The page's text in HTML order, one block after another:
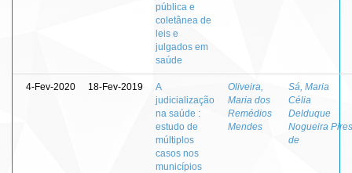
pública e
coletânea de
leis e
julgados em
saúde
4-Fev-2020 18-Fev-2019
A
judicialização
na saúde :
estudo de
múltiplos
casos nos
municípios
Oliveira,
Maria dos
Remédios
Mendes
Sá, Maria
Célia
Delduque
Nogueira Pires
de